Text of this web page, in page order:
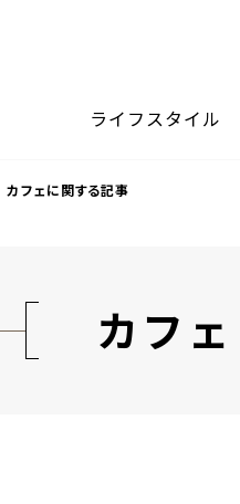
ライフスタイル
カフェに関する記事
カフェ